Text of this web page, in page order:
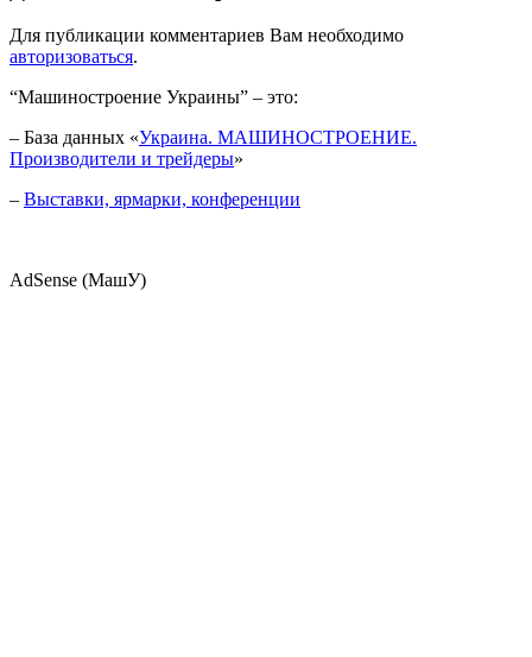
Для публикации комментариев Вам необходимо
авторизоваться.
“Машиностроение Украины” – это:
– База данных «Украина. МАШИНОСТРОЕНИЕ.
Производители и трейдеры»
– Выставки, ярмарки, конференции
AdSense (МашУ)